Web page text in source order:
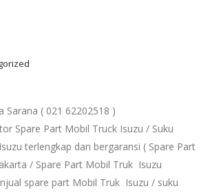
Sarana ( 021 62202518 )
Spare Part Mobil Truck Isuzu / Suku
terlengkap dan bergaransi ( Spare Part
/ Spare Part Mobil Truk Isuzu
spare part Mobil Truk Isuzu / suku